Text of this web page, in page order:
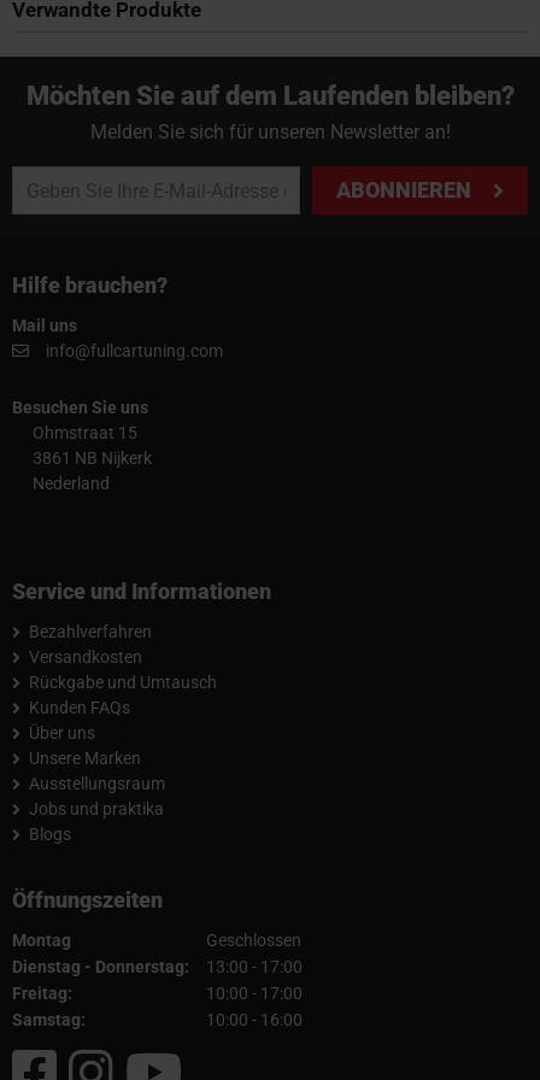
Verwandte Produkte
Möchten Sie auf dem Laufenden bleiben?
Melden Sie sich für unseren Newsletter an!
ABONNIEREN
Hilfe brauchen?
Mail uns
info@fullcartuning.com
Besuchen Sie uns
Ohmstraat 15
3861 NB Nijkerk
Nederland
Service und Informationen
Bezahlverfahren
Versandkosten
Rückgabe und Umtausch
Kunden FAQs
Über uns
Unsere Marken
Ausstellungsraum
Jobs und praktika
Blogs
Öffnungszeiten
Montag
Geschlossen
Dienstag - Donnerstag:
13:00 - 17:00
Freitag:
10:00 - 17:00
Samstag:
10:00 - 16:00